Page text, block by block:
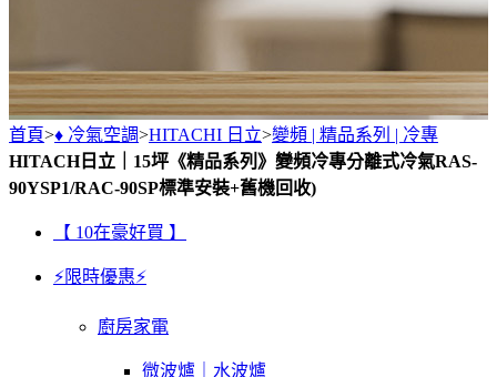
首頁>♦ 冷氣空調>HITACHI 日立>變頻 | 精品系列 | 冷專
HITACH日立｜15坪《精品系列》變頻冷專分離式冷氣RAS-
90YSP1/RAC-90SP標準安裝+舊機回收)
【 10在豪好買 】
⚡限時優惠⚡
廚房家電
微波爐｜水波爐